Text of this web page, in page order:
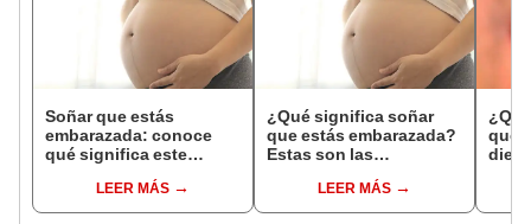
Soñar que estás
embarazada: conoce
qué significa este
LEER MÁS
¿Qué significa soñar
que estás embarazada?
Estas son las
comunesLEER MÁS
que